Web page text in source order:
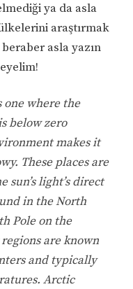
ya da asla
araştırmak
asla yazın
where the
below zero
makes it
These places are
sun’s light’s direct
in the North
Pole on the
are known
and typically
Arctic